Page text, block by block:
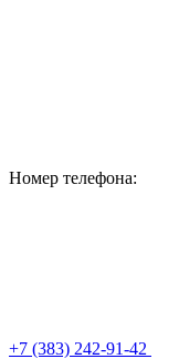
Номер телефона:
+7 (383) 242-91-42